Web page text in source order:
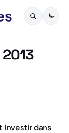
investir dans